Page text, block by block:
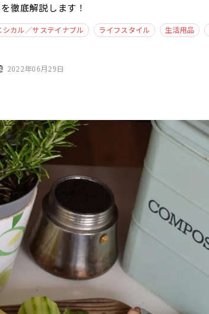
徹底解説します！
シカル／サステイナブル ライフスタイル 生活用品
2022年06月29日